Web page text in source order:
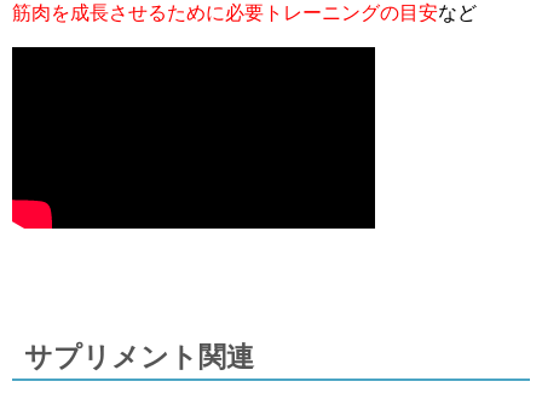
筋肉を成長させるために必要トレーニングの目安など
サプリメント関連